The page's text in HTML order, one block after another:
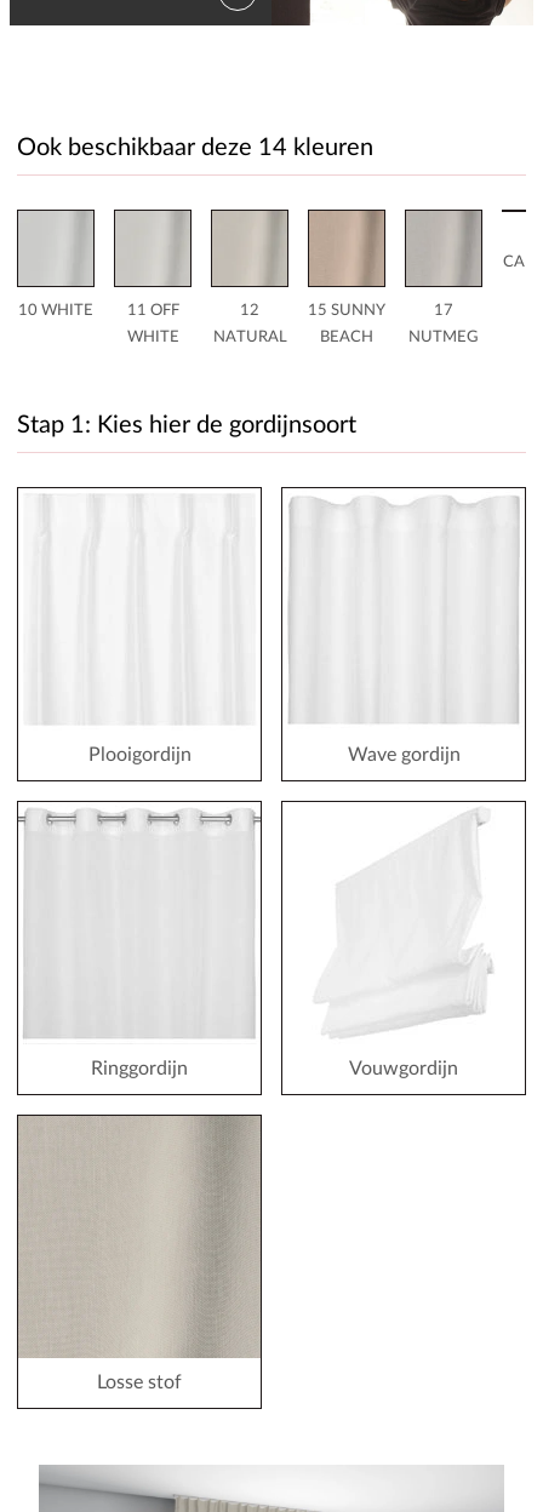
Ook beschikbaar deze 14 kleuren
10 WHITE
11 OFF
WHITE
12
NATURAL
15 SUNNY
BEACH
17
NUTMEG
Stap 1: Kies hier de gordijnsoort
Plooigordijn Wave gordijn
Ringgordijn Vouwgordijn
Losse stof